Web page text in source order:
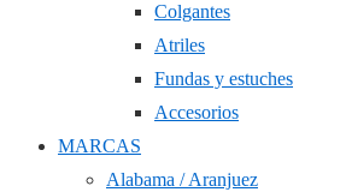
Colgantes
Atriles
Fundas y estuches
Accesorios
MARCAS
Alabama / Aranjuez